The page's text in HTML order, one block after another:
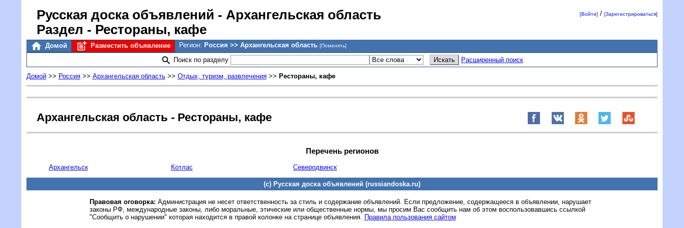
Русская доска объявлений - Архангельская область
Раздел - Рестораны, кафе
[Войти] /[Зарегистрироваться]
Домой Разместить объявление Регион: Россия >> Архангельская область [Поменять]
Поиск по разделу Расширенный поиск
Домой>> Россия>> Архангельская область>> Отдых, туризм, развлечения>> Рестораны, кафе
Архангельская область - Рестораны, кафе
Перечень регионов
Архангельск Котлас Северодвинск
(c) Русская доска объявлений (russiandoska.ru)
Правовая оговорка: Администрация не несет ответственность за стиль и содержание объявлений. Если предложение, содержащееся в объявлении, нарушает
законы РФ, международные законы, либо моральные, этические или общественные нормы, мы просим Вас сообщить нам об этом воспользовавшись ссылкой
"Сообщить о нарушении" которая находится в правой колонке на странице объявления. Правила пользования сайтом